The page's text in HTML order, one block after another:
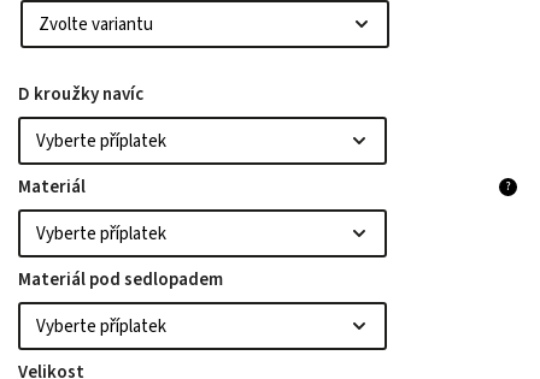
D kroužky navíc
Materiál ?
Materiál pod sedlopadem
Velikost